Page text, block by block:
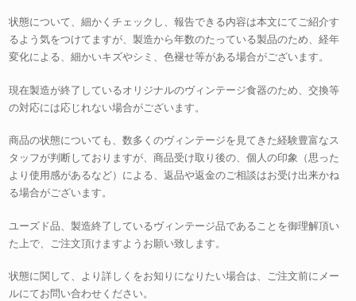
状態について、細かくチェックし、報告できる内容は本文にてご紹介す
るよう気をつけてますが、製造から年数のたっている製品のため、経年
変化による、細かいキズやシミ、色褪せ等がある場合がございます。
現在製造が終了しているオリジナルのヴィンテージ食器のため、交換等
の対応には応じれない場合がございます。
商品の状態についても、数多くのヴィンテージを見てきた経験豊富なス
タッフが判断しておりますが、商品受け取り後の、個人の印象（思った
より使用感があるなど）による、返品や返金のご相談はお受け出来かね
る場合がございます。
ユーズド品、製造終了しているヴィンテージ品であることを御理解頂い
た上で、ご注文頂けますようお願い致します。
状態に関して、より詳しくをお知りになりたい場合は、ご注文前にメー
ルにてお問い合わせください。